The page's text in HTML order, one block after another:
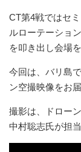
CT第4戦ではセ
ルローテーショ
を叩き出し会場
今回は、バリ島
ン空撮映像をお届
撮影は、ドロー
中村聡志氏が担